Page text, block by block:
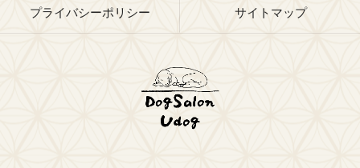
プライバシーポリシー サイトマップ